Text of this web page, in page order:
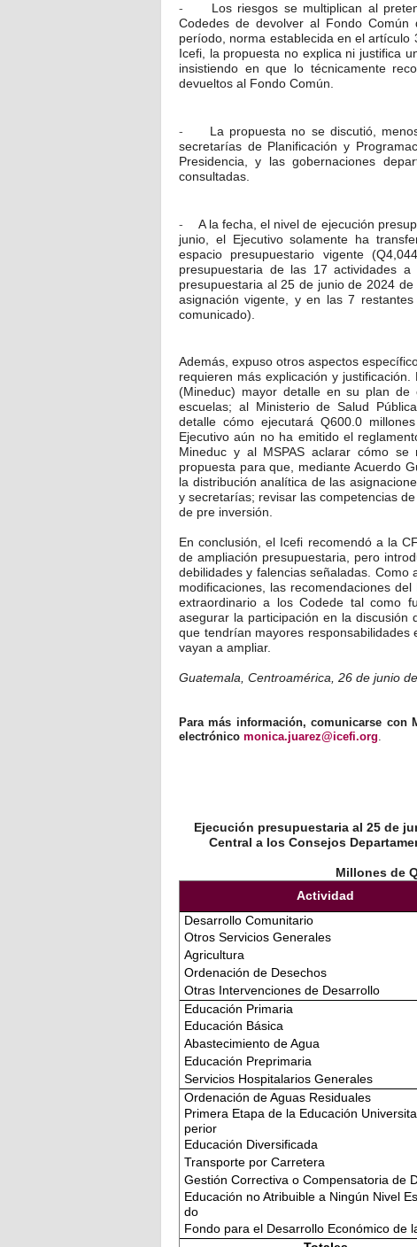
-
Los riesgos se multiplican al
Codedes de devolver al Fondo
período, norma establecida en el artículo
Icefi, la propuesta no explica ni justifica
insistiendo en que lo técnicamente
devueltos al Fondo Común.
-
La propuesta no se discutió,
secretarías de Planificación y
Presidencia, y las gobernaciones
consultadas.
- A la fecha, el nivel de ejecución
junio, el Ejecutivo solamente ha
espacio presupuestario vigente
presupuestaria de las 17 actividades
presupuestaria al 25 de junio de 2024
asignación vigente, y en las 7
comunicado).
Además, expuso otros aspectos
requieren más explicación y
(Mineduc) mayor detalle en su plan de
escuelas; al Ministerio de Salud
detalle cómo ejecutará Q600.0
Ejecutivo aún no ha emitido el
Mineduc y al MSPAS aclarar cómo
propuesta para que, mediante Acuerdo
la distribución analítica de las
y secretarías; revisar las competencias
de pre inversión.
En conclusión, el Icefi recomendó a la
de ampliación presupuestaria, pero
debilidades y falencias señaladas.
modificaciones, las recomendaciones
extraordinario a los Codede tal como
asegurar la participación en la discusión
que tendrían mayores
vayan a ampliar.
Guatemala, Centroamérica, 26 de junio
Para más información, comunicarse con
electrónico monica.juarez@icefi.org.
Ejecución presupuestaria al 25 de
Central a los Consejos
Millones de
Actividad
Desarrollo Comunitario
Otros Servicios Generales
Agricultura
Ordenación de Desechos
Otras Intervenciones de Desarrollo
Educación Primaria
Educación Básica
Abastecimiento de Agua
Educación Preprimaria
Servicios Hospitalarios Generales
Ordenación de Aguas Residuales
Primera Etapa de la Educación
perior
Educación Diversificada
Transporte por Carretera
Gestión Correctiva o Compensatoria de
Educación no Atribuible a Ningún Nivel
do
Fondo para el Desarrollo Económico de